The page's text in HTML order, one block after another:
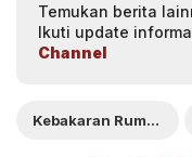
Temukan berita
Ikuti update
Channel
Kebakaran Rumah